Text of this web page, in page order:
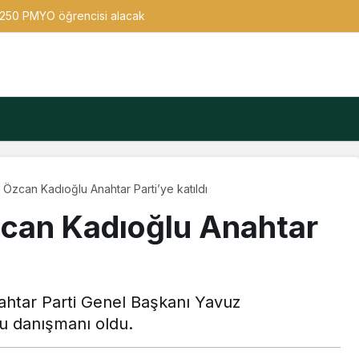
PMYO öğrencisi alacak
Kadıoğlu Anahtar Parti’ye katıldı
Kadıoğlu Anahtar
Parti Genel Başkanı Yavuz
oldu.